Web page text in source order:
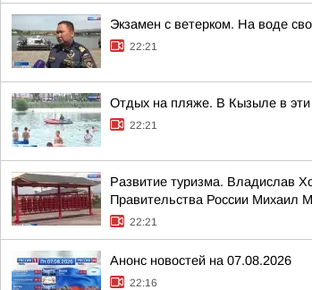
Экзамен с ветерком. На воде
22:21
Отдых на пляже. В Кызыле в эти
22:21
Развитие туризма. Владислав
Правительства России Михаил
22:21
Анонс новостей на 07.08.2026
22:16